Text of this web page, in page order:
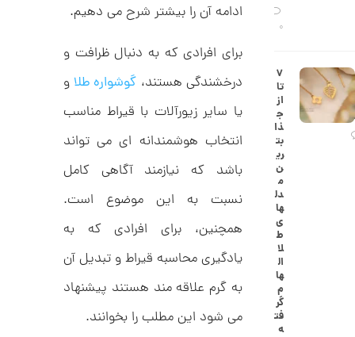
ادامه آن را بیشتر شرح می دهیم.
برای افرادی که به دنبال ظرافت و
درخشندگی هستند، گوشواره طلا و
یا سایر زیورآلات با قیراط مناسب
انتخاب هوشمندانه‌ ای می تواند
باشد که نیازمند آگاهی کامل
نسبت به این موضوع است.
همچنین، برای افرادی که به
یادگیری محاسبه قیراط و تبدیل آن
به گرم علاقه ‌مند هستند پیشنهاد
می شود این مطلب را بخوانند.
0
۷
تا
از
ج
ذا
بت
ری
ن
م
دل
ها
ی
ط
لا
ال
ها
م
گر
فت
ه
ش
ع
ی
ک
د
C
R
8
8
9
ا
ن
گ
ش
ت
ر
ط
ل
ا
ط
ر
ک
ا
ر
ت
ه
ک
1
1
2
,
3
5
9
,
0
0